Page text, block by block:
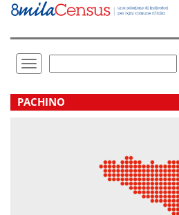
Vai
direttamente
Toggle
navigation
.
PACHINO